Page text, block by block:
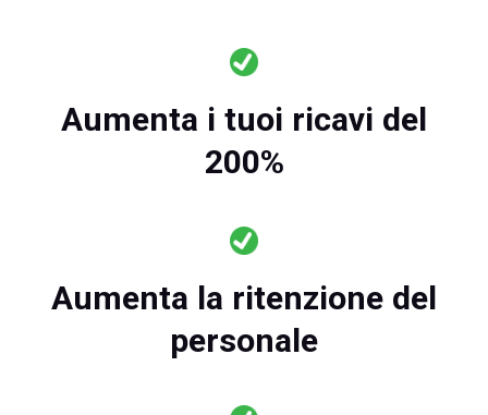
Aumenta i tuoi ricavi del
200%
Aumenta la ritenzione del
personale